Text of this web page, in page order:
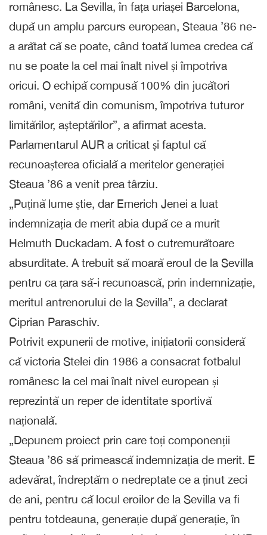
românesc. La Sevilla, în fața uriașei Barcelona,
după un amplu parcurs european, Steaua ’86 ne-
a arătat că se poate, când toată lumea credea că
nu se poate la cel mai înalt nivel și împotriva
oricui. O echipă compusă 100% din jucători
români, venită din comunism, împotriva tuturor
limitărilor, așteptărilor”, a afirmat acesta.
Parlamentarul AUR a criticat și faptul că
recunoașterea oficială a meritelor generației
Steaua ’86 a venit prea târziu.
„Puțină lume știe, dar Emerich Jenei a luat
indemnizația de merit abia după ce a murit
Helmuth Duckadam. A fost o cutremurătoare
absurditate. A trebuit să moară eroul de la Sevilla
pentru ca țara să-i recunoască, prin indemnizație,
meritul antrenorului de la Sevilla”, a declarat
Ciprian Paraschiv.
Potrivit expunerii de motive, inițiatorii consideră
că victoria Stelei din 1986 a consacrat fotbalul
românesc la cel mai înalt nivel european și
reprezintă un reper de identitate sportivă
națională.
„Depunem proiect prin care toți componenții
Steaua ’86 să primească indemnizația de merit. E
adevărat, îndreptăm o nedreptate ce a ținut zeci
de ani, pentru că locul eroilor de la Sevilla va fi
pentru totdeauna, generație după generație, în